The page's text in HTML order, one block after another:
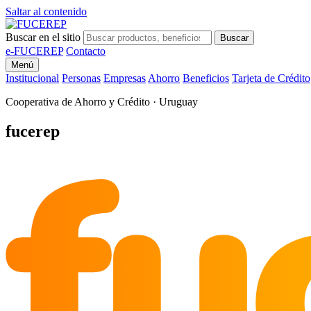
Saltar al contenido
Buscar en el sitio Buscar
e-FUCEREP Contacto
Menú
Institucional Personas Empresas Ahorro Beneficios Tarjeta de Crédito
Cooperativa de Ahorro y Crédito · Uruguay
fucerep